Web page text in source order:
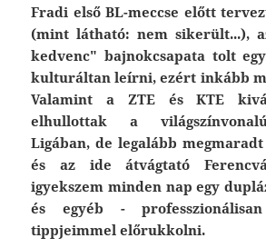
Fradi első BL-meccse előtt
(mint látható: nem sikerült...),
kedvenc" bajnokcsapata tolt
kulturáltan leírni, ezért inkább
Valamint a ZTE és KTE
elhullottak a
Ligában, de legalább
és az ide átvágtató
igyekszem minden nap egy
és egyéb -
tippjeimmel előrukkolni.